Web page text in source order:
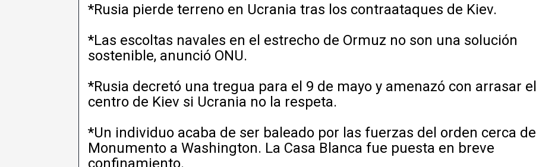
*Rusia pierde terreno en Ucrania tras los contraataques de Kiev.
*Las escoltas navales en el estrecho de Ormuz no son una solución
sostenible, anunció ONU.
*Rusia decretó una tregua para el 9 de mayo y amenazó con arrasar el
centro de Kiev si Ucrania no la respeta.
*Un individuo acaba de ser baleado por las fuerzas del orden cerca del
Monumento a Washington. La Casa Blanca fue puesta en breve
confinamiento.